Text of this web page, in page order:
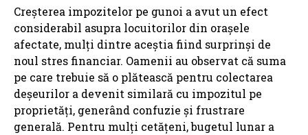
Creșterea impozitelor pe gunoi a avut un efect
considerabil asupra locuitorilor din orașele
afectate, mulți dintre aceștia fiind surprinși de
noul stres financiar. Oamenii au observat că suma
pe care trebuie să o plătească pentru colectarea
deșeurilor a devenit similară cu impozitul pe
proprietăți, generând confuzie și frustrare
generală. Pentru mulți cetățeni, bugetul lunar a